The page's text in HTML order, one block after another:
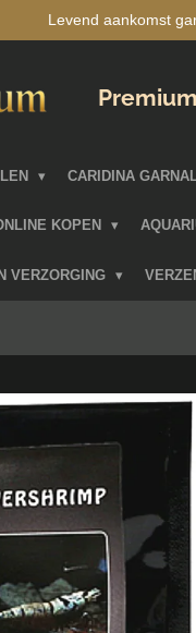
Levend aankomst
CARIDINA
KOPEN
VERZORGING